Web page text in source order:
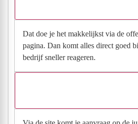
Dat doe je het makkelijkst via de
pagina. Dan komt alles direct goed
bedrijf sneller reageren.